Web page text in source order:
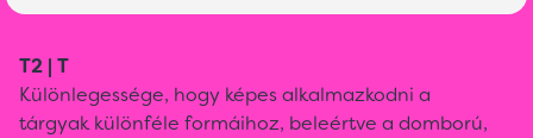
T2 | T
Különlegessége, hogy képes alkalmazkodni a
tárgyak különféle formáihoz, beleértve a domború,